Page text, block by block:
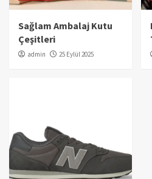
Sağlam Ambalaj Kutu
Çeşitleri
admin 25 Eylül 2025